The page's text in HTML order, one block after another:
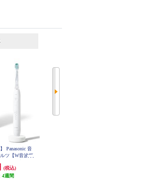
Panasonic 音
ツ【W音波振
DP38-W
(税込)
4週間